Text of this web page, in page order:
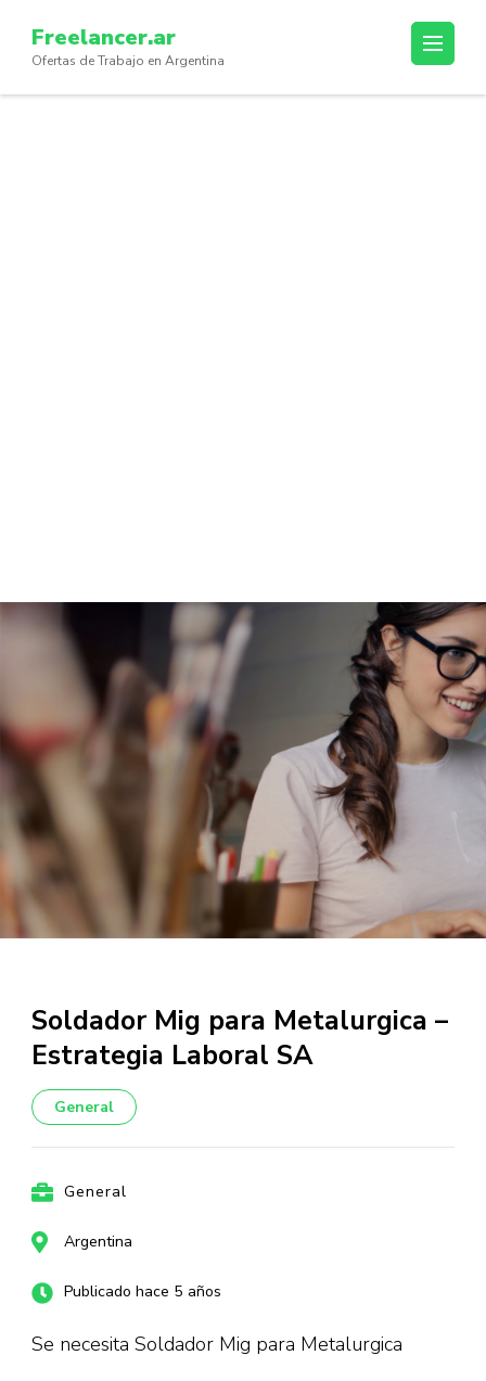
content
(Press
Freelancer.ar
Ofertas de Trabajo en Argentina
Soldador Mig para Metalurgica –
Estrategia Laboral SA
General
General
Argentina
Publicado hace 5 años
Se necesita Soldador Mig para Metalurgica